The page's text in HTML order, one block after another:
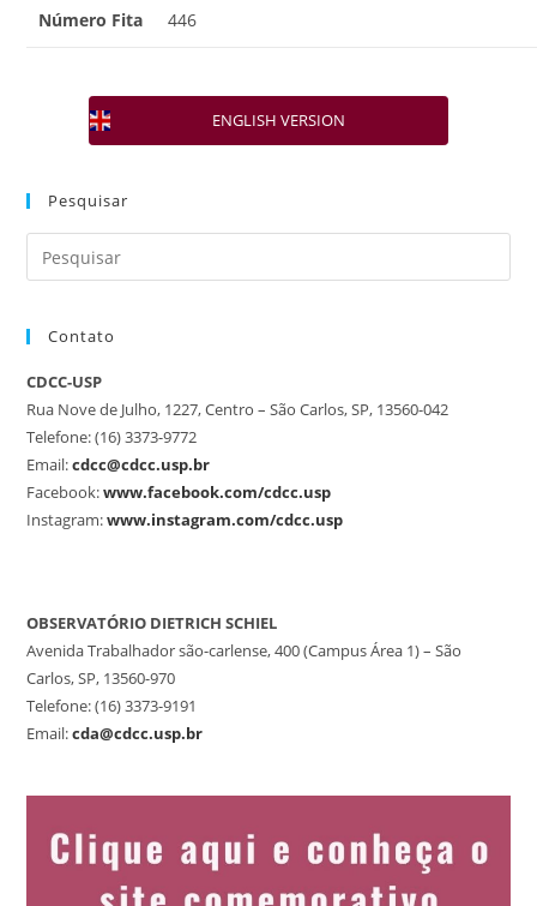
Número Fita 446
ENGLISH VERSION
Pesquisar
Contato
CDCC-USP
Rua Nove de Julho, 1227, Centro – São Carlos, SP, 13560-042
Telefone: (16) 3373-9772
Email:cdcc@cdcc.usp.br
Facebook:www.facebook.com/cdcc.usp
Instagram:www.instagram.com/cdcc.usp
OBSERVATÓRIO DIETRICH SCHIEL
Avenida Trabalhador são-carlense, 400 (Campus Área 1) – São
Carlos, SP, 13560-970
Telefone: (16) 3373-9191
Email:cda@cdcc.usp.br